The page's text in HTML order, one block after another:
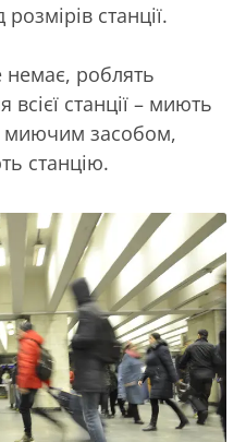
розмірів станції.
немає, роблять
станції – миють
миючим засобом,
станцію.